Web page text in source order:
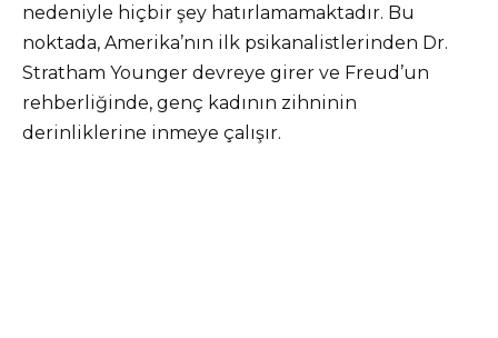
nedeniyle hiçbir şey hatırlamamaktadır. Bu
noktada, Amerika’nın ilk psikanalistlerinden Dr.
Stratham Younger devreye girer ve Freud’un
rehberliğinde, genç kadının zihninin
derinliklerine inmeye çalışır.​